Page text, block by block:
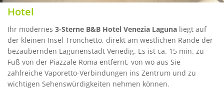
Hotel
Ihr modernes 3-Sterne B&B Hotel Venezia Laguna liegt auf
der kleinen Insel Tronchetto, direkt am westlichen Rande der
bezaubernden Lagunenstadt Venedig. Es ist ca. 15 min. zu
Fuß von der Piazzale Roma entfernt, von wo aus Sie
zahlreiche Vaporetto-Verbindungen ins Zentrum und zu
wichtigen Sehenswürdigkeiten nehmen können.